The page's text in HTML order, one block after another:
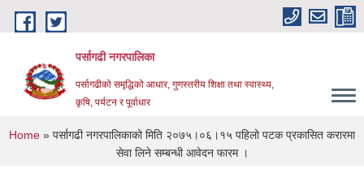
Skip to main content
पर्सागढी नगरपालिका
पर्सागढीको समृद्धिको आधार, गुणस्तरीय शिक्षा तथा स्वास्थ्य,
कृषि, पर्यटन र पूर्वाधार
You are here
Home » पर्सागढी नगरपालिकाको मिति २०७५।०६।१५ पहिलो पटक प्रकासित करारमा
सेवा लिने सम्बन्धी आवेदन फारम ।